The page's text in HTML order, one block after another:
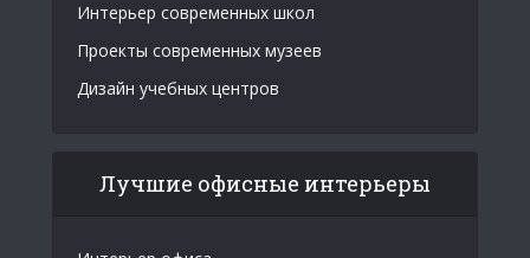
Интерьер современных школ
Проекты современных музеев
Дизайн учебных центров
Лучшие офисные интерьеры